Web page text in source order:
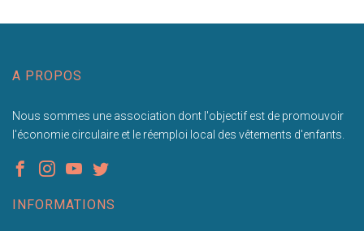
A PROPOS
Nous sommes une association dont l'objectif est de promouvoir
l'économie circulaire et le réemploi local des vêtements d'enfants.
INFORMATIONS